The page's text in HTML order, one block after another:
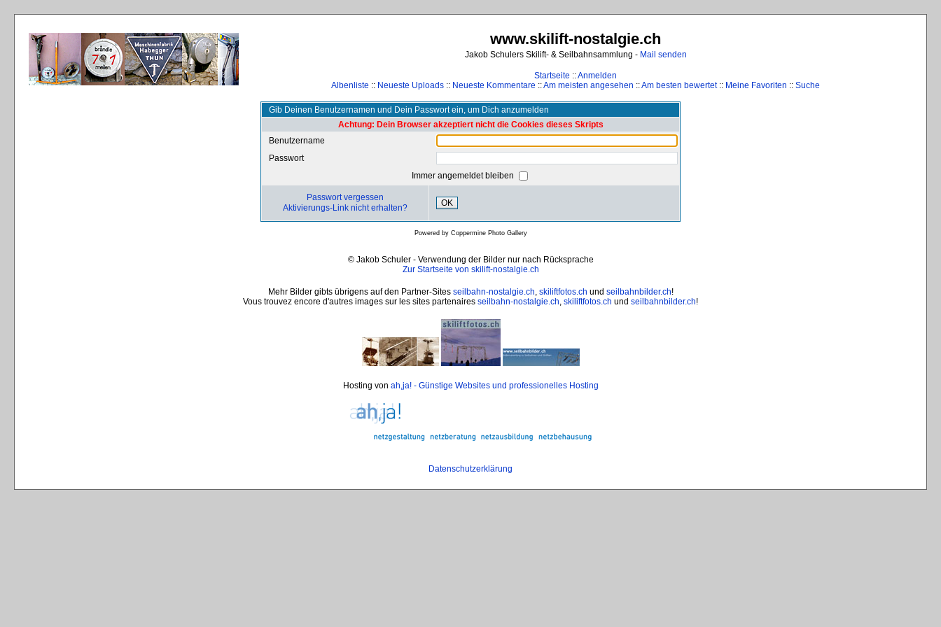
www.skilift-nostalgie.ch
Jakob Schulers Skilift- & Seilbahnsammlung - Mail senden
Startseite ::Anmelden
Albenliste :: Neueste Uploads :: Neueste Kommentare ::Am meisten angesehen ::Am besten bewertet:: Meine Favoriten :: Suche
Gib Deinen Benutzernamen und Dein Passwort ein, um Dich anzumelden
Achtung: Dein Browser akzeptiert nicht die Cookies dieses Skripts
Benutzername
Passwort
Immer angemeldet bleiben
Passwort vergessen
Aktivierungs-Link nicht erhalten?
OK
Powered by Coppermine Photo Gallery
© Jakob Schuler - Verwendung der Bilder nur nach Rücksprache
Zur Startseite von skilift-nostalgie.ch
Mehr Bilder gibts übrigens auf den Partner-Sites seilbahn-nostalgie.ch, skiliftfotos.ch und seilbahnbilder.ch!
Vous trouvez encore d'autres images sur les sites partenaires seilbahn-nostalgie.ch, skiliftfotos.ch und seilbahnbilder.ch!
Hosting von ah,ja! - Günstige Websites und professionelles Hosting
Datenschutzerklärung